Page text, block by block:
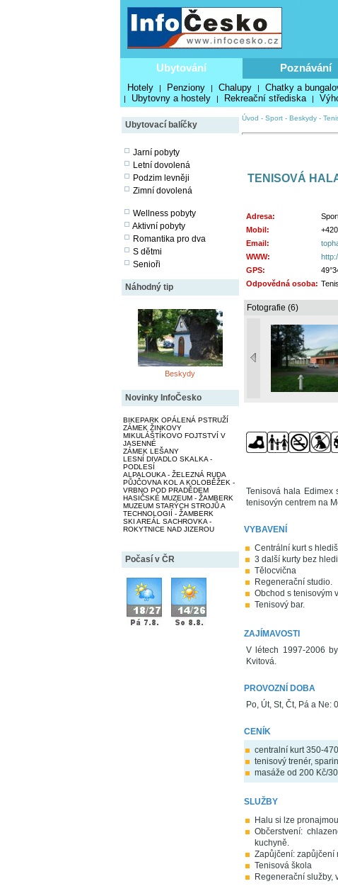
Ubytování Poznávání
Hotely | Penziony | Chalupy | Chatky a
| Ubytovny a hostely | Rekreační střediska |
Ubytovací balíčky
Jarní pobyty
Letní dovolená
Podzim levněji
Zimní dovolená
Wellness pobyty
Aktivní pobyty
Romantika pro dva
S dětmi
Senioři
Náhodný tip
Beskydy
Novinky InfoČesko
BIKEPARK OPÁLENÁ PSTRUŽÍ
ZÁMEK ŽINKOVY
MIKULÁŠTÍKOVO FOJTSTVÍ V
JASENNÉ
ZÁMEK LEŠANY
LESNÍ DIVADLO SKALKA -
PODLESÍ
ALPALOUKA - ŽELEZNÁ RUDA
PŮJČOVNA KOL A KOLOBĚŽEK -
VRBNO POD PRADĚDEM
HASIČSKÉ MUZEUM - ŽAMBERK
MUZEUM STARÝCH STROJŮ A
TECHNOLOGIÍ - ŽAMBERK
SKI AREÁL SACHROVKA -
ROKYTNICE NAD JIZEROU
Počasí v ČR
Úvod - Sport- Beskydy-
TENISOVÁ
Adresa:
Mobil:
Email:
WWW:
GPS:
Odpovědná osoba:
Fotografie (6)
Tenisová hala Edimex
tenisovýn centrem na
VYBAVENÍ
Centrální kurt s
3 další kurty bez
Tělocvična
Regenerační studio.
Obchod s tenisovým
Tenisový bar.
ZAJÍMAVOSTI
V létech 1997-2006
Kvitová.
PROVOZNÍ DOBA
Po, Út, St, Čt, Pá a
CENÍK
centralní kurt 350-
tenisový trenér,
masáže od 200 Kč/
SLUŽBY
Halu si lze
Občerstvení:
kuchyně.
Zapůjčení: zapůjčení
Tenisová škola
Regenerační služby,